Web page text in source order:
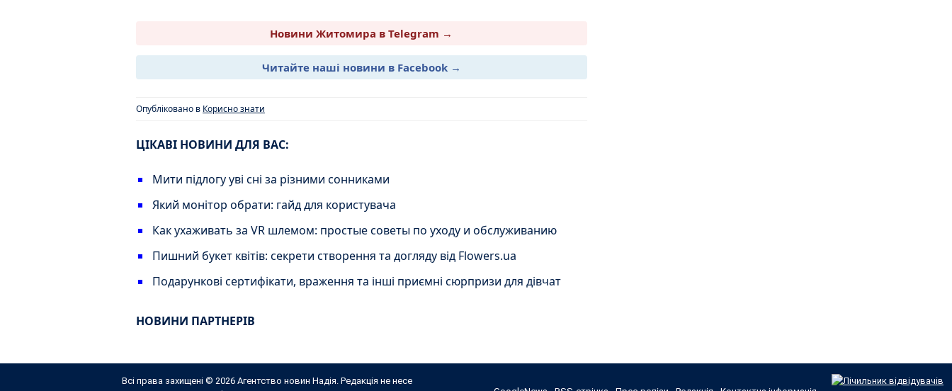
Новини Житомира в Telegram →
Читайте наші новини в Facebook →
Опубліковано в Корисно знати
ЦІКАВІ НОВИНИ ДЛЯ ВАС:
Мити підлогу уві сні за різними сонниками
Який монітор обрати: гайд для користувача
Как ухаживать за VR шлемом: простые советы по уходу и обслуживанию
Пишний букет квітів: секрети створення та догляду від Flowers.ua
Подарункові сертифікати, враження та інші приємні сюрпризи для дівчат
НОВИНИ ПАРТНЕРІВ
Всі права захищені © 2026 Агентство новин Надія. Редакція не несе